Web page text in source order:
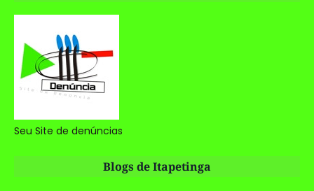
Seu Site de denúncias
Blogs de Itapetinga